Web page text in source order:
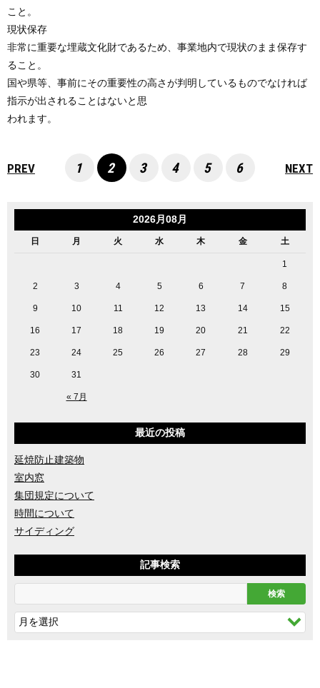
こと。
現状保存
非常に重要な埋蔵文化財であるため、事業地内で現状のまま保存す
ること。
国や県等、事前にその重要性の高さが判明しているものでなければ
指示が出されることはないと思
われます。
PREV 1 2 3 4 5 6 NEXT
2026月08月
日 月 火 水 木 金 土
« 7月
1
2 3 4 5 6 7 8
9 10 11 12 13 14 15
16 17 18 19 20 21 22
23 24 25 26 27 28 29
30 31
最近の投稿
延焼防止建築物
室内窓
集団規定について
時間について
サイディング
記事検索